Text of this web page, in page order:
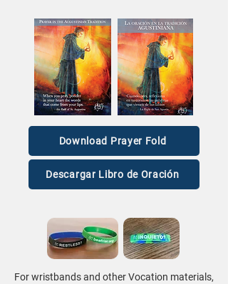
Download Prayer Fold
Descargar Libro de Oración
For wristbands and other Vocation materials,